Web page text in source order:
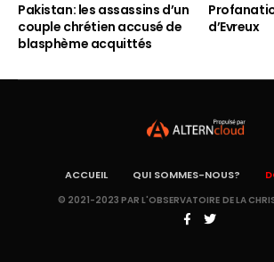
Pakistan: les assassins d’un
couple chrétien accusé de
blasphème acquittés
d’Evreux
ACCUEIL QUI SOMMES-NOUS?
© 2021-2023 PAR L'OBSERVATOIRE DE LA